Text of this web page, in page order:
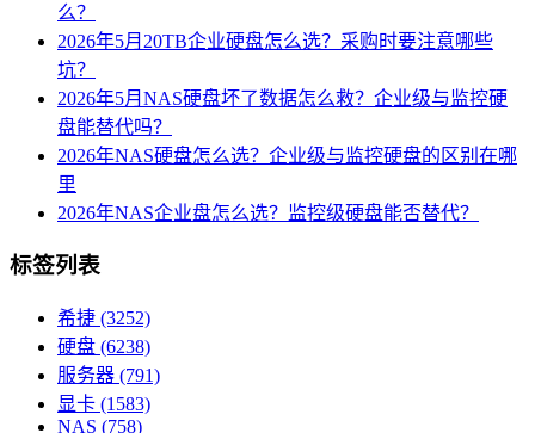
么？
2026年5月20TB企业硬盘怎么选？采购时要注意哪些
坑？
2026年5月NAS硬盘坏了数据怎么救？企业级与监控硬
盘能替代吗？
2026年NAS硬盘怎么选？企业级与监控硬盘的区别在哪
里
2026年NAS企业盘怎么选？监控级硬盘能否替代？
标签列表
希捷 (3252)
硬盘 (6238)
服务器 (791)
显卡 (1583)
NAS (758)